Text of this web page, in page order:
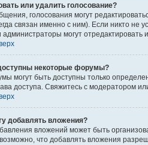
или удалить голосование?
голосования могут
связан именно с ним). Если никто не
могут отредактировать
некоторые форумы?
могут быть доступны только
доступа. Свяжитесь с модератором
добавлять вложения?
вложений может быть
что добавлять вложения